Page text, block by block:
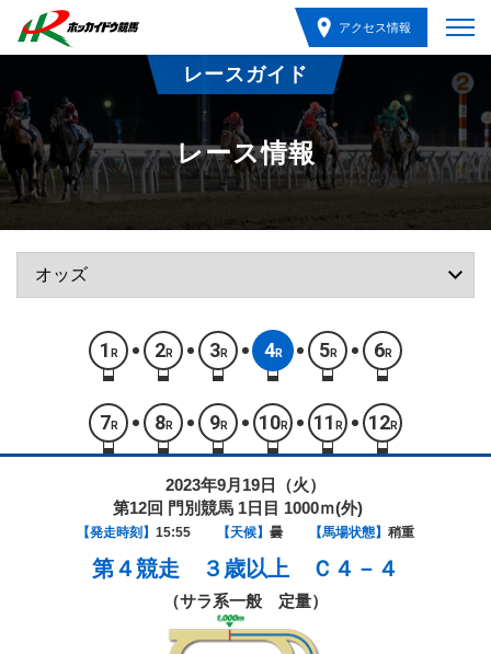
アクセス情報
レースガイド
レース情報
1 R 2R 3R 4R 5R 6R
7 R 8R 9R 10R 11 R 12R
2023年9月19日（火）
第12回 門別競馬 1日目 1000ｍ(外)
【発走時刻】 15:55 【天候】 曇 【馬場状態】 稍重
第４競走 ３歳以上 Ｃ４－４
（サラ系一般 定量）